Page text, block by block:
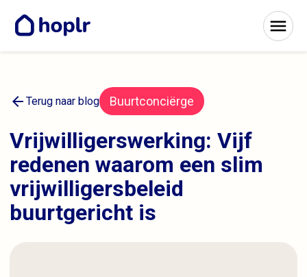
arrow_back Terug naar blog Buurtconciërge
Vrijwilligerswerking: Vijf
redenen waarom een slim
vrijwilligersbeleid
buurtgericht is